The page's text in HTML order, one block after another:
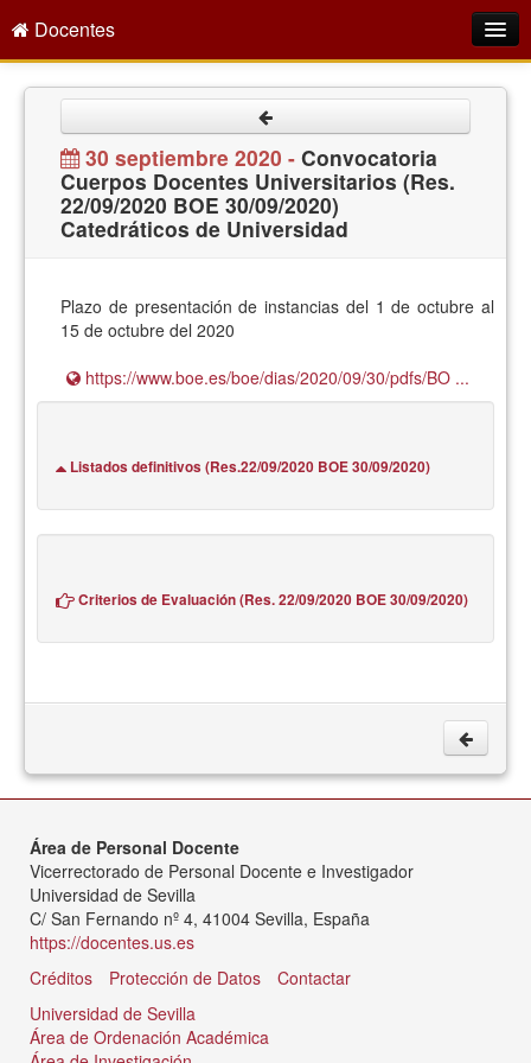
Docentes
Empleo Público
Gestión PDI
Formación y Evaluación
Acción Social
Directorio
30 septiembre 2020 - Convocatoria
Cuerpos Docentes Universitarios (Res.
22/09/2020 BOE 30/09/2020)
Catedráticos de Universidad
Plazo de presentación de instancias del 1 de octubre al
15 de octubre del 2020
https://www.boe.es/boe/dias/2020/09/30/pdfs/BO ...
Listados definitivos (Res.22/09/2020 BOE 30/09/2020)
Criterios de Evaluación (Res. 22/09/2020 BOE 30/09/2020)
Área de Personal Docente
Vicerrectorado de Personal Docente e Investigador
Universidad de Sevilla
C/ San Fernando nº 4, 41004 Sevilla, España
https://docentes.us.es
Créditos
Protección de Datos
Contactar
Universidad de Sevilla
Área de Ordenación Académica